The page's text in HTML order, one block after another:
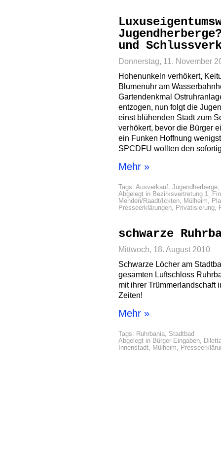
und
Donnerstag, 11. November
Hohenunkeln verhökert,
Blumenuhr am
Gartendenkmal
entzogen, nun folgt die
einst blühenden Stadt zum
verhökert, bevor die Bürger
ein Funken Hoffnung
SPCDFU wollten den
Mehr »
Tags: Ausverkauf, Jugendherberge,
Abgelegt in Bezirksvertretung 1,
Menden/Raadt/Ickten, Mülheim,
Presseerklärungen, Privatisierung,
schwarze
Mittwoch, 18. August 2010
Schwarze Löcher am
gesamten Luftschloss
mit ihrer Trümmerlandschaft
Zeiten!
Mehr »
Tags: Ruhrbania, Stadtbad
Abgelegt in Bürger-Eingaben,
Innenstadt, Mülheim,